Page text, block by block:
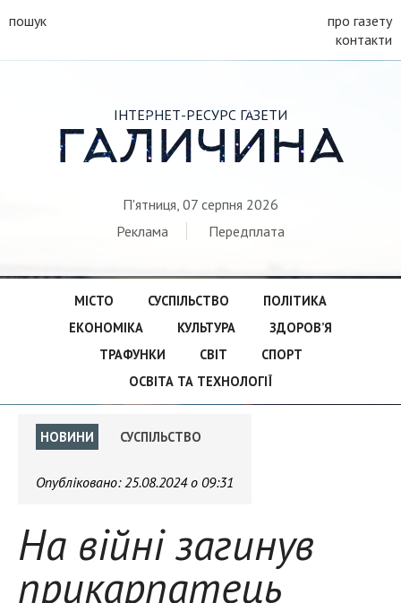
пошук
про газету
контакти
ІНТЕРНЕТ-РЕСУРС ГАЗЕТИ
ГАЛИЧИНА
П'ятниця, 07 серпня 2026
Реклама
Передплата
МІСТО СУСПІЛЬСТВО
ПОЛІТИКА
ЕКОНОМІКА
КУЛЬТУРА
ЗДОРОВ’Я
ТРАФУНКИ
СВІТ
СПОРТ
ОСВІТА ТА ТЕХНОЛОГІЇ
НОВИНИ СУСПІЛЬСТВО
Опубліковано:25.08.2024 о 09:31
На війні загинув
прикарпатець